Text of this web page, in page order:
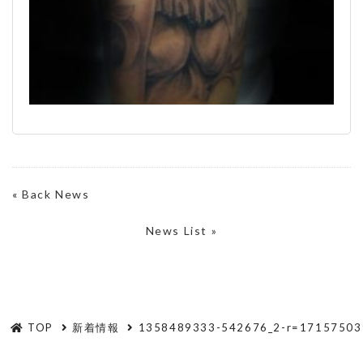
«Back News
News List »
TOP 新着情報 1358489333-542676_2-